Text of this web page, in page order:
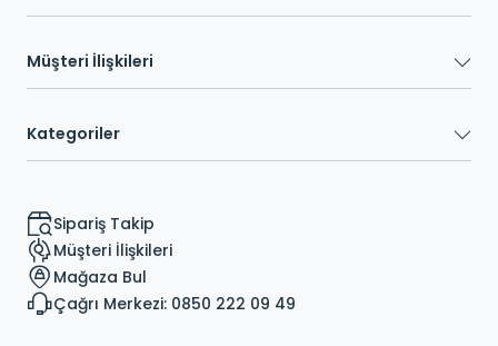
Müşteri İlişkileri
Kategoriler
Sipariş Takip
Müşteri İlişkileri
Mağaza Bul
Çağrı Merkezi: 0850 222 09 49